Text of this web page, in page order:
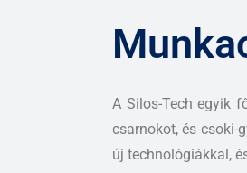
A Silos-Tech egyik
csarnokot, és csoki-
új technológiákkal,